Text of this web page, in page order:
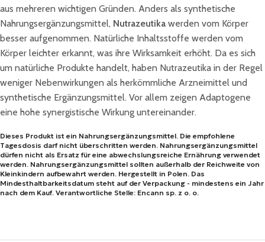
aus mehreren wichtigen Gründen. Anders als synthetische
Nahrungsergänzungsmittel, Nutrazeutika werden vom Körper
besser aufgenommen. Natürliche Inhaltsstoffe werden vom
Körper leichter erkannt, was ihre Wirksamkeit erhöht. Da es sich
um natürliche Produkte handelt, haben Nutrazeutika in der Regel
weniger Nebenwirkungen als herkömmliche Arzneimittel und
synthetische Ergänzungsmittel. Vor allem zeigen Adaptogene
eine hohe synergistische Wirkung untereinander.
Dieses Produkt ist ein Nahrungsergänzungsmittel. Die empfohlene
Tagesdosis darf nicht überschritten werden. Nahrungsergänzungsmittel
dürfen nicht als Ersatz für eine abwechslungsreiche Ernährung verwendet
werden. Nahrungsergänzungsmittel sollten außerhalb der Reichweite von
Kleinkindern aufbewahrt werden. Hergestellt in Polen. Das
Mindesthaltbarkeitsdatum steht auf der Verpackung - mindestens ein Jahr
nach dem Kauf. Verantwortliche Stelle: Encann sp. z o. o.